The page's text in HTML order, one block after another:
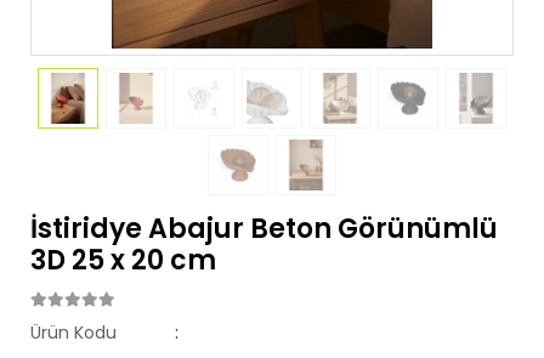
İstiridye Abajur Beton Görünümlü
3D 25 x 20 cm
Ürün Kodu
: